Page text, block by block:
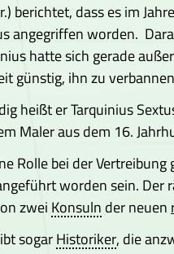
berichtet, dass es im
angegriffen worden.
hatte sich gerade
günstig, ihn zu
heißt er Tarquinius
Maler aus dem 16.
Rolle bei der
worden sein.
zwei Konsuln der neuen
sogarHistoriker, die